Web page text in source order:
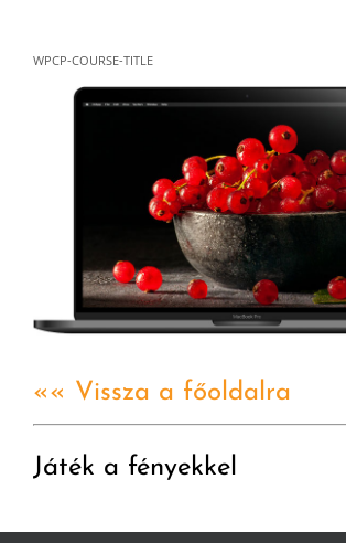
WPCP-COURSE-TITLE
«« Vissza a főoldalra
Játék a fényekkel